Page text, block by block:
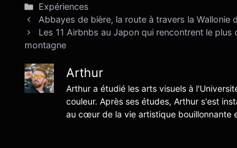
Catégories
Expériences
Abbayes de bière, la route à travers la Wallonie
Les 11 Airbnbs au Japon qui rencontrent le
montagne
Arthur
Arthur a étudié les arts visuels à
couleur. Après ses études, Arthur s'est
au cœur de la vie artistique bouillonnante